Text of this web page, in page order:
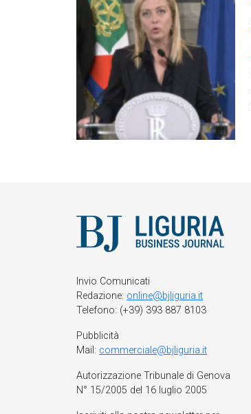
Invio Comunicati
Redazione: online@bjliguria.it
Telefono: (+39) 393 887 8103
Pubblicità
Mail: commerciale@bjliguria.it
Autorizzazione Tribunale di Genova
N° 15/2005 del 16 luglio 2005